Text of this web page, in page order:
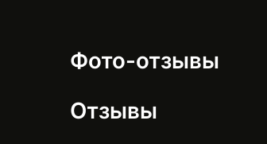
Фото-отзывы
Отзывы